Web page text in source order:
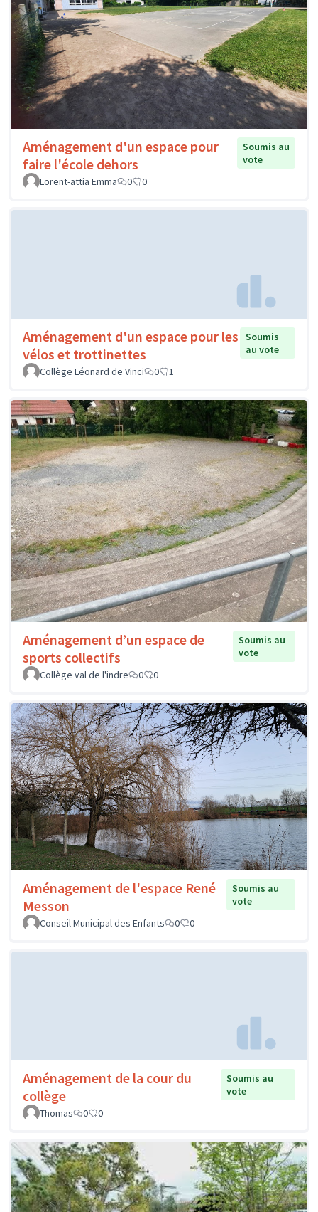
Aménagement d'un espace pour
faire l'école dehors
Soumis au
vote
Lorent-attia Emma
0 0
Aménagement d'un espace pour les
vélos et trottinettes
Soumis
au vote
Collège Léonard de Vinci
0 1
Aménagement d’un espace de
sports collectifs
Soumis au
vote
Collège val de l'indre
0 0
Aménagement de l'espace René
Messon
Soumis au
vote
Conseil Municipal des Enfants
0 0
Aménagement de la cour du
collège
Soumis au
vote
Thomas
0 0